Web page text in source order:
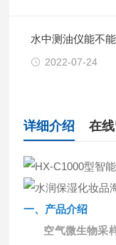
水中测油仪能不
2022-07-24
详细介绍 在
一、产品介绍
空气微生物采